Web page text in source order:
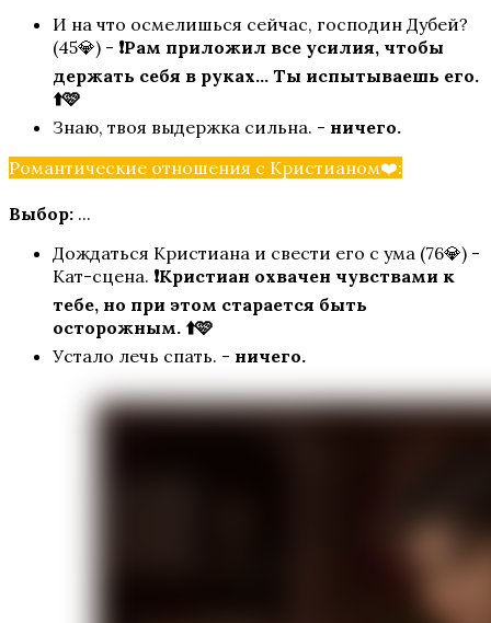
Любовь со Звёзд
Дракула. История Любви
И на что осмелишься сейчас, господин Дубей?
(45💎) - ❗Рам приложил все усилия, чтобы
держать себя в руках... Ты испытываешь его.
⬆️🩷
Знаю, твоя выдержка сильна. - ничего.
Романтические отношения с Кристианом❤️:
Выбор: ...
Дождаться Кристиана и свести его с ума (76💎) -
Кат-сцена. ❗Кристиан охвачен чувствами к
тебе, но при этом старается быть
осторожным. ⬆️🩷
Устало лечь спать. - ничего.